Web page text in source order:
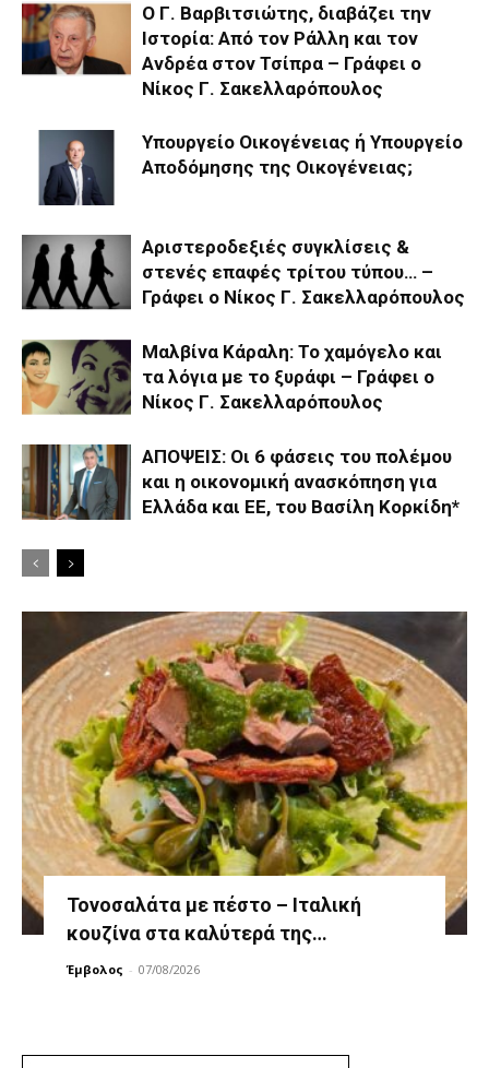
Ο Γ. Βαρβιτσιώτης, διαβάζει την
Ιστορία: Από τον Ράλλη και τον
Ανδρέα στον Τσίπρα – Γράφει ο
Νίκος Γ. Σακελλαρόπουλος
Υπουργείο Οικογένειας ή Υπουργείο
Αποδόμησης της Οικογένειας;
Αριστεροδεξιές συγκλίσεις &
στενές επαφές τρίτου τύπου… –
Γράφει ο Νίκος Γ. Σακελλαρόπουλος
Μαλβίνα Κάραλη: Το χαμόγελο και
τα λόγια με το ξυράφι – Γράφει ο
Νίκος Γ. Σακελλαρόπουλος
ΑΠΟΨΕΙΣ: Οι 6 φάσεις του πολέμου
και η οικονομική ανασκόπηση για
Ελλάδα και ΕΕ, του Βασίλη Κορκίδη*
Τονοσαλάτα με πέστο – Ιταλική
κουζίνα στα καλύτερά της…
Έμβολος - 07/08/2026